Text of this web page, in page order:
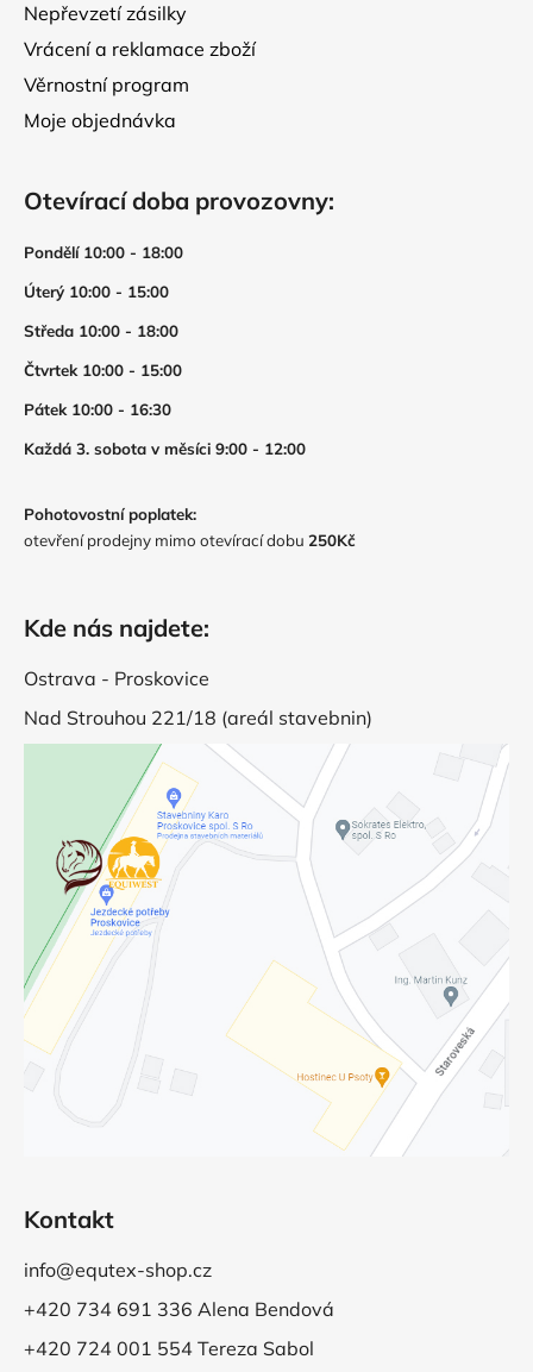
Nepřevzetí zásilky
Vrácení a reklamace zboží
Věrnostní program
Moje objednávka
Otevírací doba provozovny:
Pondělí 10:00 - 18:00
Úterý 10:00 - 15:00
Středa 10:00 - 18:00
Čtvrtek 10:00 - 15:00
Pátek 10:00 - 16:30
Každá 3. sobota v měsíci 9:00 - 12:00
Pohotovostní poplatek:
otevření prodejny mimo otevírací dobu 250Kč
Kde nás najdete:
Ostrava - Proskovice
Nad Strouhou 221/18 (areál stavebnin)
Kontakt
info@equtex-shop.cz
+420 734 691 336 Alena Bendová
+420 724 001 554 Tereza Sabol